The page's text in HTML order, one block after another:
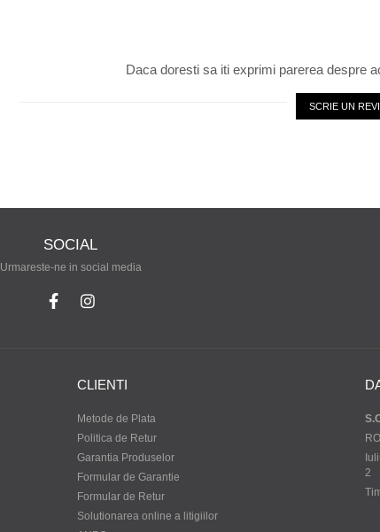
Daca doresti sa iti exprimi parerea despre
SCRIE UN
SOCIAL
Urmareste-ne in social media
CLIENTI
Metode de Plata
Politica de Retur
Garantia Produselor
Formular de Garantie
Formular de Retur
Solutionarea online a litigiilor
2